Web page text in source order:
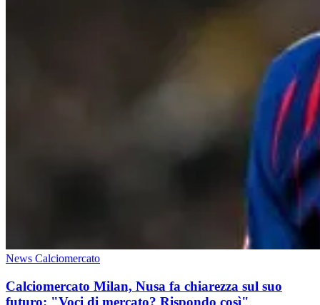
News Calciomercato
Calciomercato Milan, Nusa fa chiarezza sul suo
futuro: "Voci di mercato? Rispondo così"